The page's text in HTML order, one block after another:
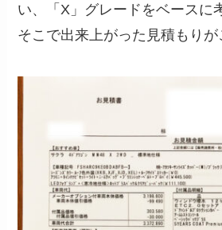
い、「X」グレードをベースに
そこで出来上がった見積もりが